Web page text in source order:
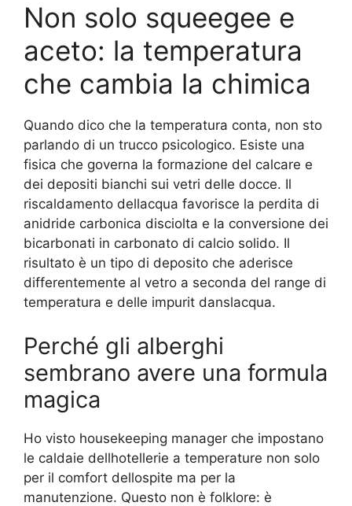
Non solo squeegee e
aceto: la temperatura
che cambia la chimica
Quando dico che la temperatura conta, non sto
parlando di un trucco psicologico. Esiste una
fisica che governa la formazione del calcare e
dei depositi bianchi sui vetri delle docce. Il
riscaldamento dellacqua favorisce la perdita di
anidride carbonica disciolta e la conversione dei
bicarbonati in carbonato di calcio solido. Il
risultato è un tipo di deposito che aderisce
differentemente al vetro a seconda del range di
temperatura e delle impurit danslacqua.
Perché gli alberghi
sembrano avere una formula
magica
Ho visto housekeeping manager che impostano
le caldaie dellhotellerie a temperature non solo
per il comfort dellospite ma per la
manutenzione. Questo non è folklore: è